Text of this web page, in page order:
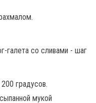
градусов.
мукой